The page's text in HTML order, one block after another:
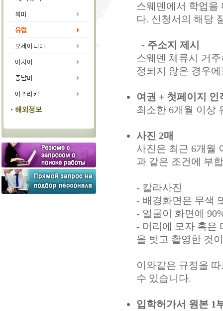
스웨덴에서 학업을
다. 신청서의 해당
- 주소지 제시
스웨덴 체류시 거
정되지 않은 경우
여권 + 첫페이지 인
최소한 6개월 이상
사진 2매
사진은 최근 6개월
과 같은 조건에 부
- 칼라사진
- 배경화면은 무색
- 얼굴이 화면에
- 머리에 모자 혹은
을 벗고 촬영한 것
이와같은 규정을
수 있습니다.
입학허가서 원본 1